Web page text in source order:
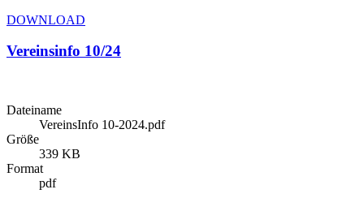
DOWNLOAD
Vereinsinfo 10/24
Dateiname
VereinsInfo 10-2024.pdf
Größe
339 KB
Format
pdf